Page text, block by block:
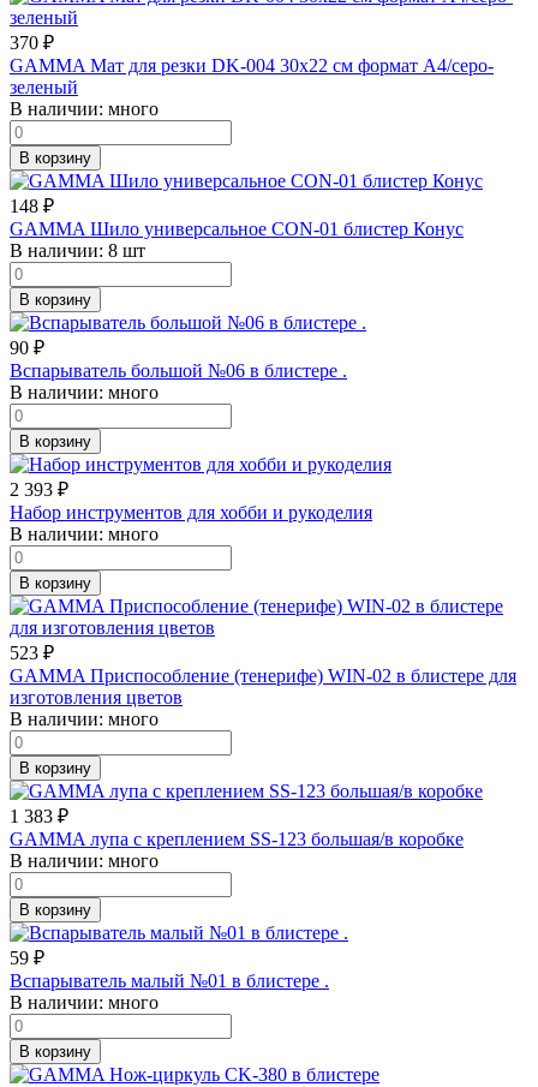
370 ₽
GAMMA Мат для резки DK-004 30х22 см формат А4/серо-
зеленый
В наличии: много
В корзину
148 ₽
GAMMA Шило универсальное CON-01 блистер Конус
В наличии: 8 шт
В корзину
90 ₽
Вспарыватель большой №06 в блистере .
В наличии: много
В корзину
2 393 ₽
Набор инструментов для хобби и рукоделия
В наличии: много
В корзину
523 ₽
GAMMA Приспособление (тенерифе) WIN-02 в блистере для
изготовления цветов
В наличии: много
В корзину
1 383 ₽
GAMMA лупа с креплением SS-123 большая/в коробке
В наличии: много
В корзину
59 ₽
Вспарыватель малый №01 в блистере .
В наличии: много
В корзину